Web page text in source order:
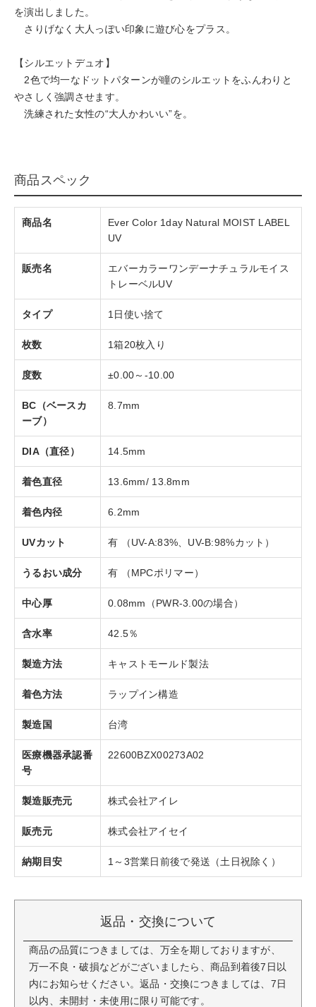
を演出しました。
さりげなく大人っぽい印象に遊び心をプラス。
【シルエットデュオ】
2色で均一なドットパターンが瞳のシルエットをふんわりと
やさしく強調させます。
洗練された女性の“大人かわいい”を。
商品スペック
商品名
Ever Color 1day Natural MOIST LABEL
UV
販売名
エバーカラーワンデーナチュラルモイス
トレーベルUV
タイプ 1日使い捨て
枚数 1箱20枚入り
度数 ±0.00～-10.00
BC（ベースカ
ーブ）
8.7mm
DIA（直径） 14.5mm
着色直径 13.6mm/ 13.8mm
着色内径 6.2mm
UVカット 有 （UV-A:83%、UV-B:98%カット）
うるおい成分 有 （MPCポリマー）
中心厚 0.08mm（PWR-3.00の場合）
含水率 42.5％
製造方法 キャストモールド製法
着色方法 ラップイン構造
製造国 台湾
医療機器承認番
号
22600BZX00273A02
製造販売元 株式会社アイレ
販売元 株式会社アイセイ
納期目安 1～3営業日前後で発送（土日祝除く）
返品・交換について
商品の品質につきましては、万全を期しておりますが、
万一不良・破損などがございましたら、商品到着後7日以
内にお知らせください。返品・交換につきましては、7日
以内、未開封・未使用に限り可能です。